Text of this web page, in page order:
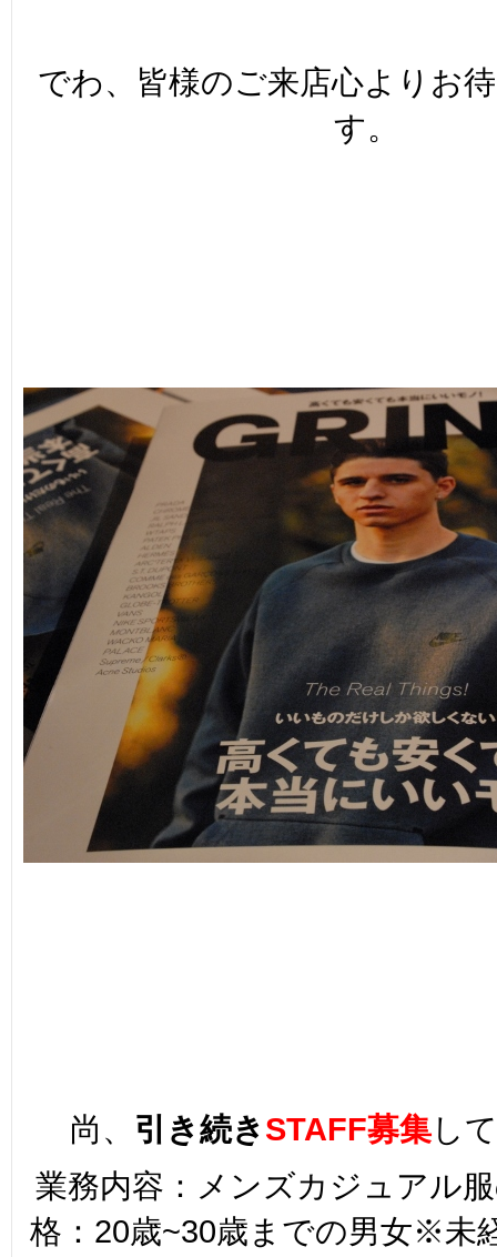
でわ、皆様のご来店心よりお
す。
尚、 引き続きSTAFF募集し
業務内容：メンズカジュアル
格：20歳~30歳までの男女※未